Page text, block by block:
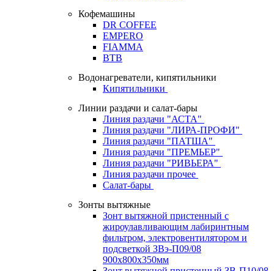
Кофемашины
DR COFFEE
EMPERO
FIAMMA
BTB
Водонагреватели, кипятильники
Кипятильники
Линии раздачи и салат-бары
Линия раздачи "АСТА"
Линия раздачи "ЛИРА-ПРОФИ"
Линия раздачи "ПАТША"
Линия раздачи "ПРЕМЬЕР"
Линия раздачи "РИВЬЕРА"
Линия раздачи прочее
Салат-бары
Зонты вытяжные
Зонт вытяжной пристенный с
жироулавливающим лабиринтным
фильтром, электровентилятором и
подсветкой ЗВэ-П09/08
900х800х350мм